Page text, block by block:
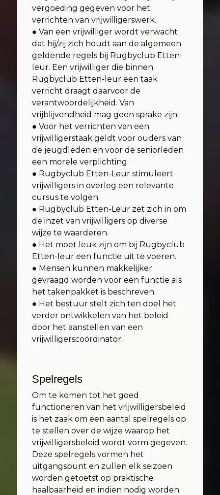
vergoeding gegeven voor het
verrichten van vrijwilligerswerk.
● Van een vrijwilliger wordt verwacht
dat hij/zij zich houdt aan de algemeen
geldende regels bij Rugbyclub Etten-
leur. Een vrijwilliger die binnen
Rugbyclub Etten-leur een taak
verricht draagt daarvoor de
verantwoordelijkheid. Van
vrijblijvendheid mag geen sprake zijn.
● Voor het verrichten van een
vrijwilligerstaak geldt voor ouders van
de jeugdleden en voor de seniorleden
een morele verplichting.
● Rugbyclub Etten-Leur stimuleert
vrijwilligers in overleg een relevante
cursus te volgen.
● Rugbyclub Etten-Leur zet zich in om
de inzet van vrijwilligers op diverse
wijze te waarderen.
● Het moet leuk zijn om bij Rugbyclub
Etten-leur een functie uit te voeren.
● Mensen kunnen makkelijker
gevraagd worden voor een functie als
het takenpakket is beschreven.
● Het bestuur stelt zich ten doel het
verder ontwikkelen van het beleid
door het aanstellen van een
vrijwilligerscoördinator.
Spelregels
Om te komen tot het goed
functioneren van het vrijwilligersbeleid
is het zaak om een aantal spelregels op
te stellen over de wijze waarop het
vrijwilligersbeleid wordt vorm gegeven.
Deze spelregels vormen het
uitgangspunt en zullen elk seizoen
worden getoetst op praktische
haalbaarheid en indien nodig worden